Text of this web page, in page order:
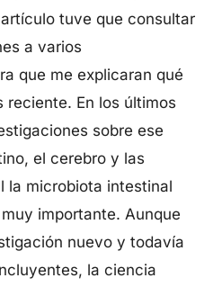
tuve que consultar
a varios
que me explicaran qué
reciente. En los últimos
sobre ese
el cerebro y las
la microbiota intestinal
importante. Aunque
nuevo y todavía
la ciencia